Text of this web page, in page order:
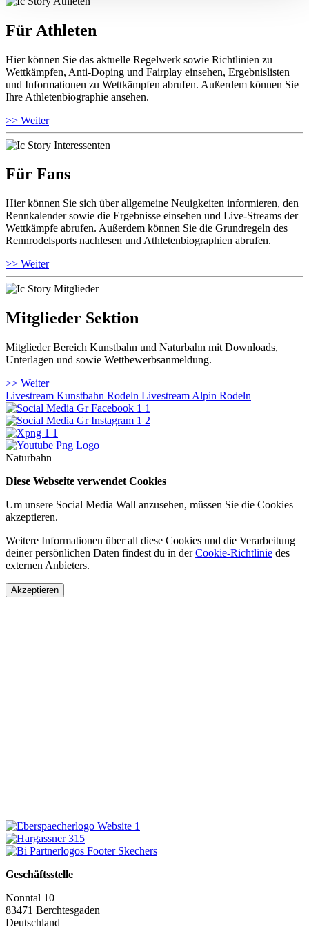
Für Athleten
Hier können Sie das aktuelle Regelwerk sowie Richtlinien zu
Wettkämpfen, Anti-Doping und Fairplay einsehen, Ergebnislisten
und Informationen zu Wettkämpfen abrufen. Außerdem können Sie
Ihre Athletenbiographie ansehen.
>> Weiter
Für Fans
Hier können Sie sich über allgemeine Neuigkeiten informieren, den
Rennkalender sowie die Ergebnisse einsehen und Live-Streams der
Wettkämpfe abrufen. Außerdem können Sie die Grundregeln des
Rennrodelsports nachlesen und Athletenbiographien abrufen.
>> Weiter
Mitglieder Sektion
Mitglieder Bereich Kunstbahn und Naturbahn mit Downloads,
Unterlagen und sowie Wettbewerbsanmeldung.
>> Weiter
Livestream Kunstbahn Rodeln Livestream Alpin Rodeln
Naturbahn
Diese Webseite verwendet Cookies
Um unsere Social Media Wall anzusehen, müssen Sie die Cookies
akzeptieren.
Weitere Informationen über all diese Cookies und die Verarbeitung
deiner persönlichen Daten findest du in derCookie-Richtlinie des
externen Anbieters.
Akzeptieren
Geschäftsstelle
Nonntal 10
83471 Berchtesgaden
Deutschland